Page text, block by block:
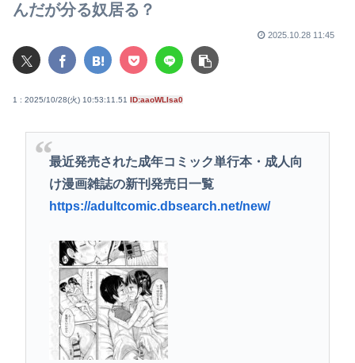
んだが分る奴居る？
2025.10.28 11:45
1 : 2025/10/28(火) 10:53:11.51 ID:aaoWLIsa0
最近発売された成年コミック単行本・成人向
け漫画雑誌の新刊発売日一覧
https://adultcomic.dbsearch.net/new/